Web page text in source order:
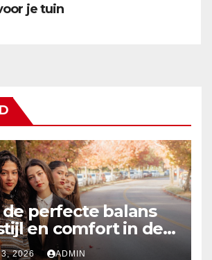
je tuin
perfecte balans
en comfort in de
damesmode
3, 2026 ADMIN